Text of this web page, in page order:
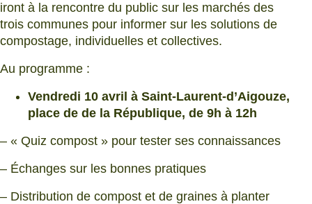
iront à la rencontre du public sur les marchés des
trois communes pour informer sur les solutions de
compostage, individuelles et collectives.
Au programme :
Vendredi 10 avril à Saint-Laurent-d’Aigouze,
place de de la République, de 9h à 12h
– « Quiz compost » pour tester ses connaissances
– Échanges sur les bonnes pratiques
– Distribution de compost et de graines à planter